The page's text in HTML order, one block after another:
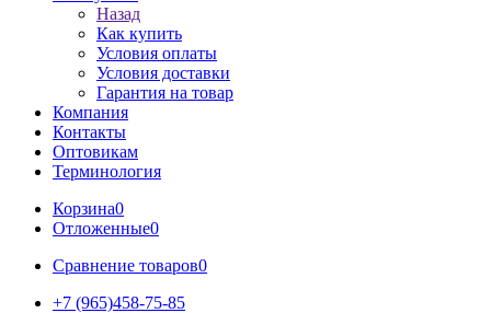
Назад
Как купить
Условия оплаты
Условия доставки
Гарантия на товар
Компания
Контакты
Оптовикам
Терминология
Корзина0
Отложенные0
Сравнение товаров0
+7 (965)458-75-85